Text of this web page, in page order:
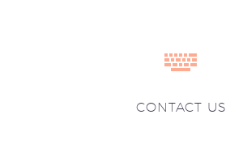


CONTACT US